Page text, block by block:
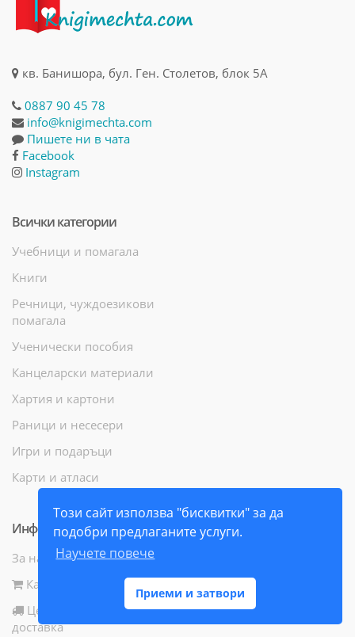
Този сайт използва "бисквитки" за да
подобри предлаганите услуги.
Научете повече
Приеми и затвори
кв. Банишора, бул. Ген. Столетов, блок 5А
0887 90 45 78
info@knigimechta.com
Пишете ни в чата
Facebook
Instagram
Всички категории
Учебници и помагала
Книги
Речници, чуждоезикови
помагала
Ученически пособия
Канцеларски материали
Хартия и картони
Раници и несесери
Игри и подаръци
Карти и атласи
Информация
За нас
Как да поръчам
Цени и начини за
доставка